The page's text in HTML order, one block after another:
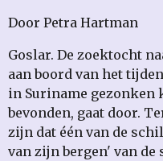
Door Petra Hartman
Goslar. De zoektocht
aan boord van het
in Suriname
bevonden, gaat door.
zijn dat één van de
van zijn bergen' van